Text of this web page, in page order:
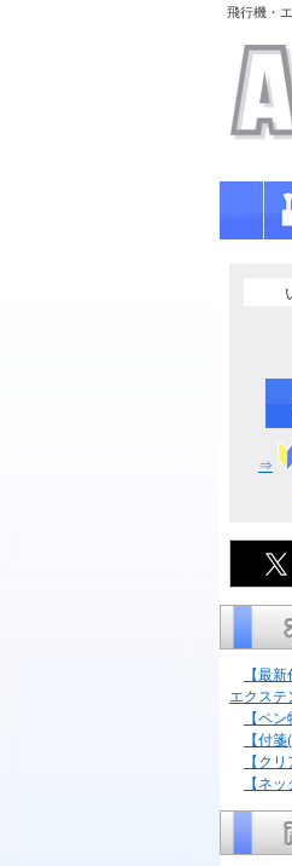
飛行機・
⇒
【最
エクステ
【ペン
【付
【ク
【ネ